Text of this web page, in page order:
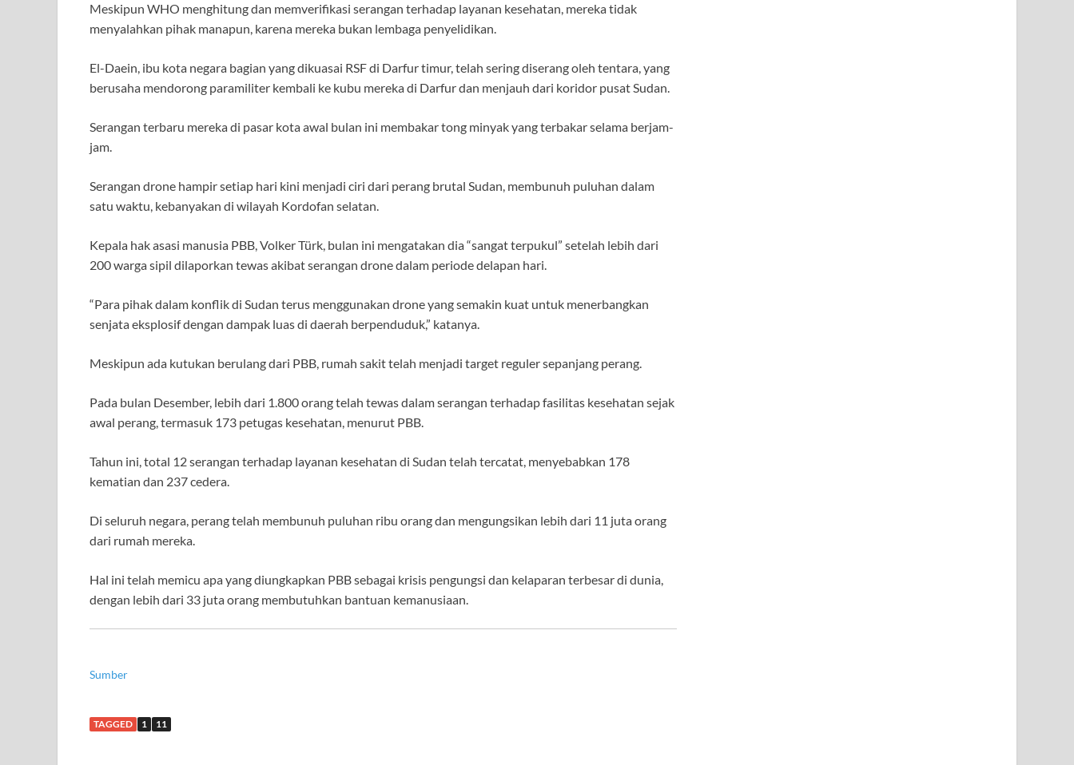
Meskipun WHO menghitung dan memverifikasi serangan terhadap layanan kesehatan, mereka tidak
menyalahkan pihak manapun, karena mereka bukan lembaga penyelidikan.
El-Daein, ibu kota negara bagian yang dikuasai RSF di Darfur timur, telah sering diserang oleh tentara, yang
berusaha mendorong paramiliter kembali ke kubu mereka di Darfur dan menjauh dari koridor pusat Sudan.
Serangan terbaru mereka di pasar kota awal bulan ini membakar tong minyak yang terbakar selama berjam-
jam.
Serangan drone hampir setiap hari kini menjadi ciri dari perang brutal Sudan, membunuh puluhan dalam
satu waktu, kebanyakan di wilayah Kordofan selatan.
Kepala hak asasi manusia PBB, Volker Türk, bulan ini mengatakan dia “sangat terpukul” setelah lebih dari
200 warga sipil dilaporkan tewas akibat serangan drone dalam periode delapan hari.
“Para pihak dalam konflik di Sudan terus menggunakan drone yang semakin kuat untuk menerbangkan
senjata eksplosif dengan dampak luas di daerah berpenduduk,” katanya.
Meskipun ada kutukan berulang dari PBB, rumah sakit telah menjadi target reguler sepanjang perang.
Pada bulan Desember, lebih dari 1.800 orang telah tewas dalam serangan terhadap fasilitas kesehatan sejak
awal perang, termasuk 173 petugas kesehatan, menurut PBB.
Tahun ini, total 12 serangan terhadap layanan kesehatan di Sudan telah tercatat, menyebabkan 178
kematian dan 237 cedera.
Di seluruh negara, perang telah membunuh puluhan ribu orang dan mengungsikan lebih dari 11 juta orang
dari rumah mereka.
Hal ini telah memicu apa yang diungkapkan PBB sebagai krisis pengungsi dan kelaparan terbesar di dunia,
dengan lebih dari 33 juta orang membutuhkan bantuan kemanusiaan.
Sumber
TAGGED 1 11